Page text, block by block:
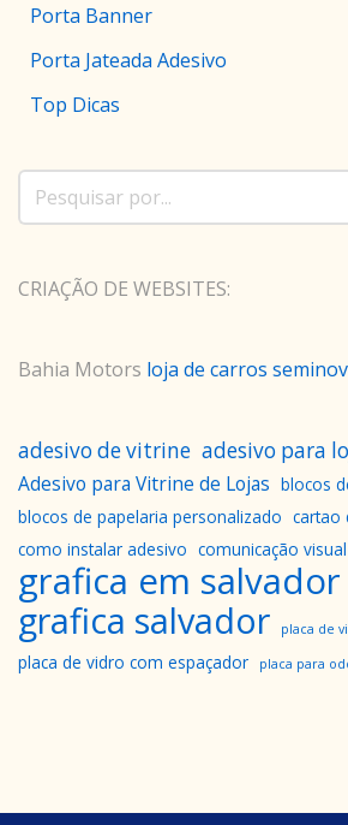
Porta Banner
Porta Jateada Adesivo
Top Dicas
CRIAÇÃO DE WEBSITES:
Bahia Motors loja de carros
adesivo de vitrine adesivo para
Adesivo para Vitrine de Lojas blocos
blocos de papelaria personalizado cartao
como instalar adesivo comunicação visual
grafica em salvador
grafica salvador placa de
placa de vidro com espaçador placa para